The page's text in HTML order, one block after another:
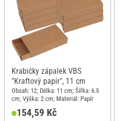
Krabičky zápalek VBS
"Kraftový papír", 11 cm
Obsah: 12; Délka: 11 cm; Šířka: 6.5
cm; Výška: 2 cm; Materiál: Papír
154,59 Kč